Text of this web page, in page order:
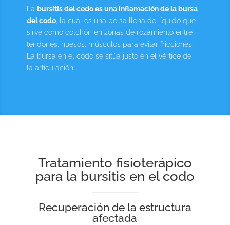
La bursitis del codo es una inflamación de la bursa
del codo, la cual es una bolsa llena de líquido que
sirve como colchón en zonas de rozamiento entre
tendones, huesos, músculos para evitar fricciones.
La bursa en el codo se sitúa justo en el vértice de
la articulación.
Tratamiento fisioterápico
para la bursitis en el codo
Recuperación de la estructura
afectada